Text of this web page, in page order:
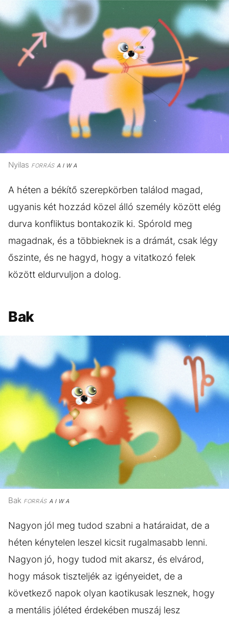
Nyilas FORRÁSA I W A
A héten a békítő szerepkörben találod magad,
ugyanis két hozzád közel álló személy között elég
durva konfliktus bontakozik ki. Spórold meg
magadnak, és a többieknek is a drámát, csak légy
őszinte, és ne hagyd, hogy a vitatkozó felek
között eldurvuljon a dolog.
Bak
Bak FORRÁSA I W A
Nagyon jól meg tudod szabni a határaidat, de a
héten kénytelen leszel kicsit rugalmasabb lenni.
Nagyon jó, hogy tudod mit akarsz, és elvárod,
hogy mások tiszteljék az igényeidet, de a
következő napok olyan kaotikusak lesznek, hogy
a mentális jóléted érdekében muszáj lesz